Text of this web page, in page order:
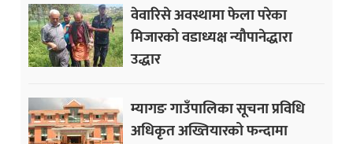
वेवारिसे अवस्थामा फेला परेका
मिजारको वडाध्यक्ष न्यौपानेद्धारा
उद्धार
म्यागङ गाउँपालिका सूचना प्रविधि
अधिकृत अख्तियारको फन्दामा